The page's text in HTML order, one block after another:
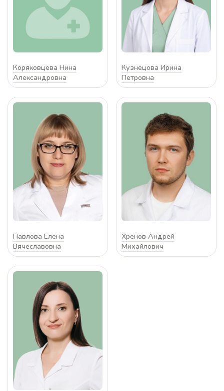
Коряковцева Нина
Александровна
Кузнецова Ирина
Петровна
Павлова Елена
Вячеславовна
Хренов Андрей
Михайлович